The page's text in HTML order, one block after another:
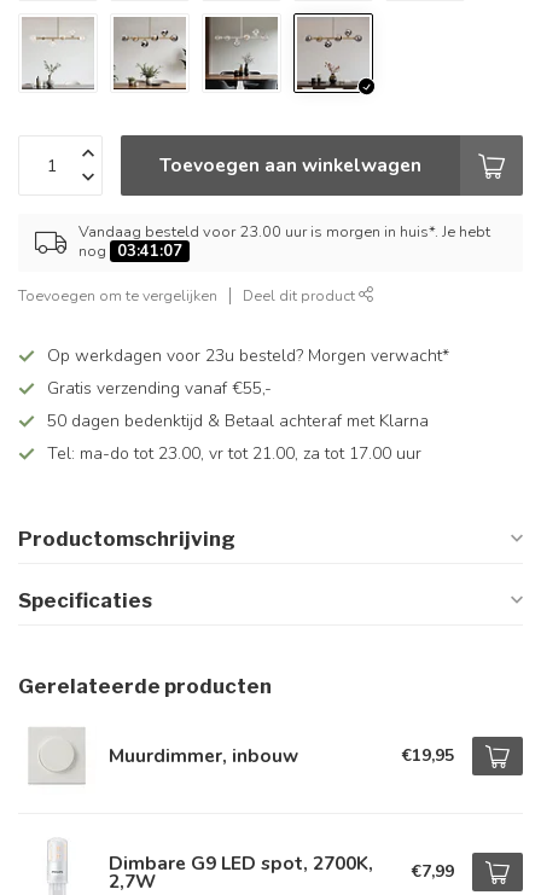
Toevoegen aan winkelwagen
Vandaag besteld voor 23.00 uur is morgen in huis*. Je hebt
nog
03:41:07
Toevoegen om te vergelijken Deel dit product
Op werkdagen voor 23u besteld? Morgen verwacht*
Gratis verzending vanaf €55,-
50 dagen bedenktijd & Betaal achteraf met Klarna
Tel: ma-do tot 23.00, vr tot 21.00, za tot 17.00 uur
Productomschrijving
Specificaties
Gerelateerde producten
Muurdimmer, inbouw €19,95
Dimbare G9 LED spot, 2700K,
2,7W €7,99